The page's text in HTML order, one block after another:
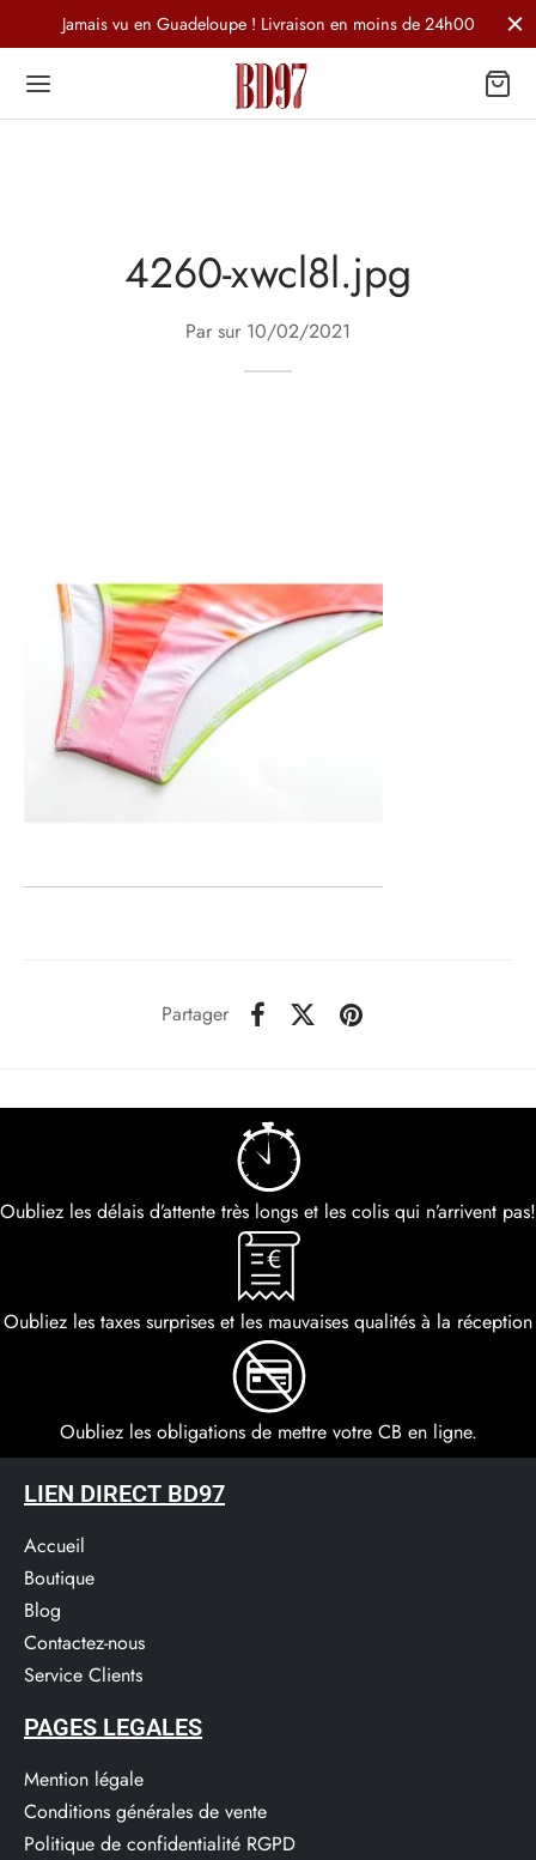
Jamais vu en Guadeloupe ! Livraison en moins de 24h00
4260-xwcl8l.jpg
Par sur 10/02/2021
Partager
Oubliez les délais d’attente très longs et les colis qui n’arrivent pas!
Oubliez les taxes surprises et les mauvaises qualités à la réception
Oubliez les obligations de mettre votre CB en ligne.
LIEN DIRECT BD97
Accueil
Boutique
Blog
Contactez-nous
Service Clients​
PAGES LEGALES
Mention légale
Conditions générales de vente
Politique de confidentialité RGPD